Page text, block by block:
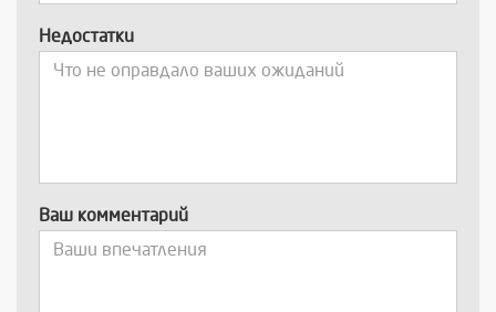
Недостатки
Ваш комментарий